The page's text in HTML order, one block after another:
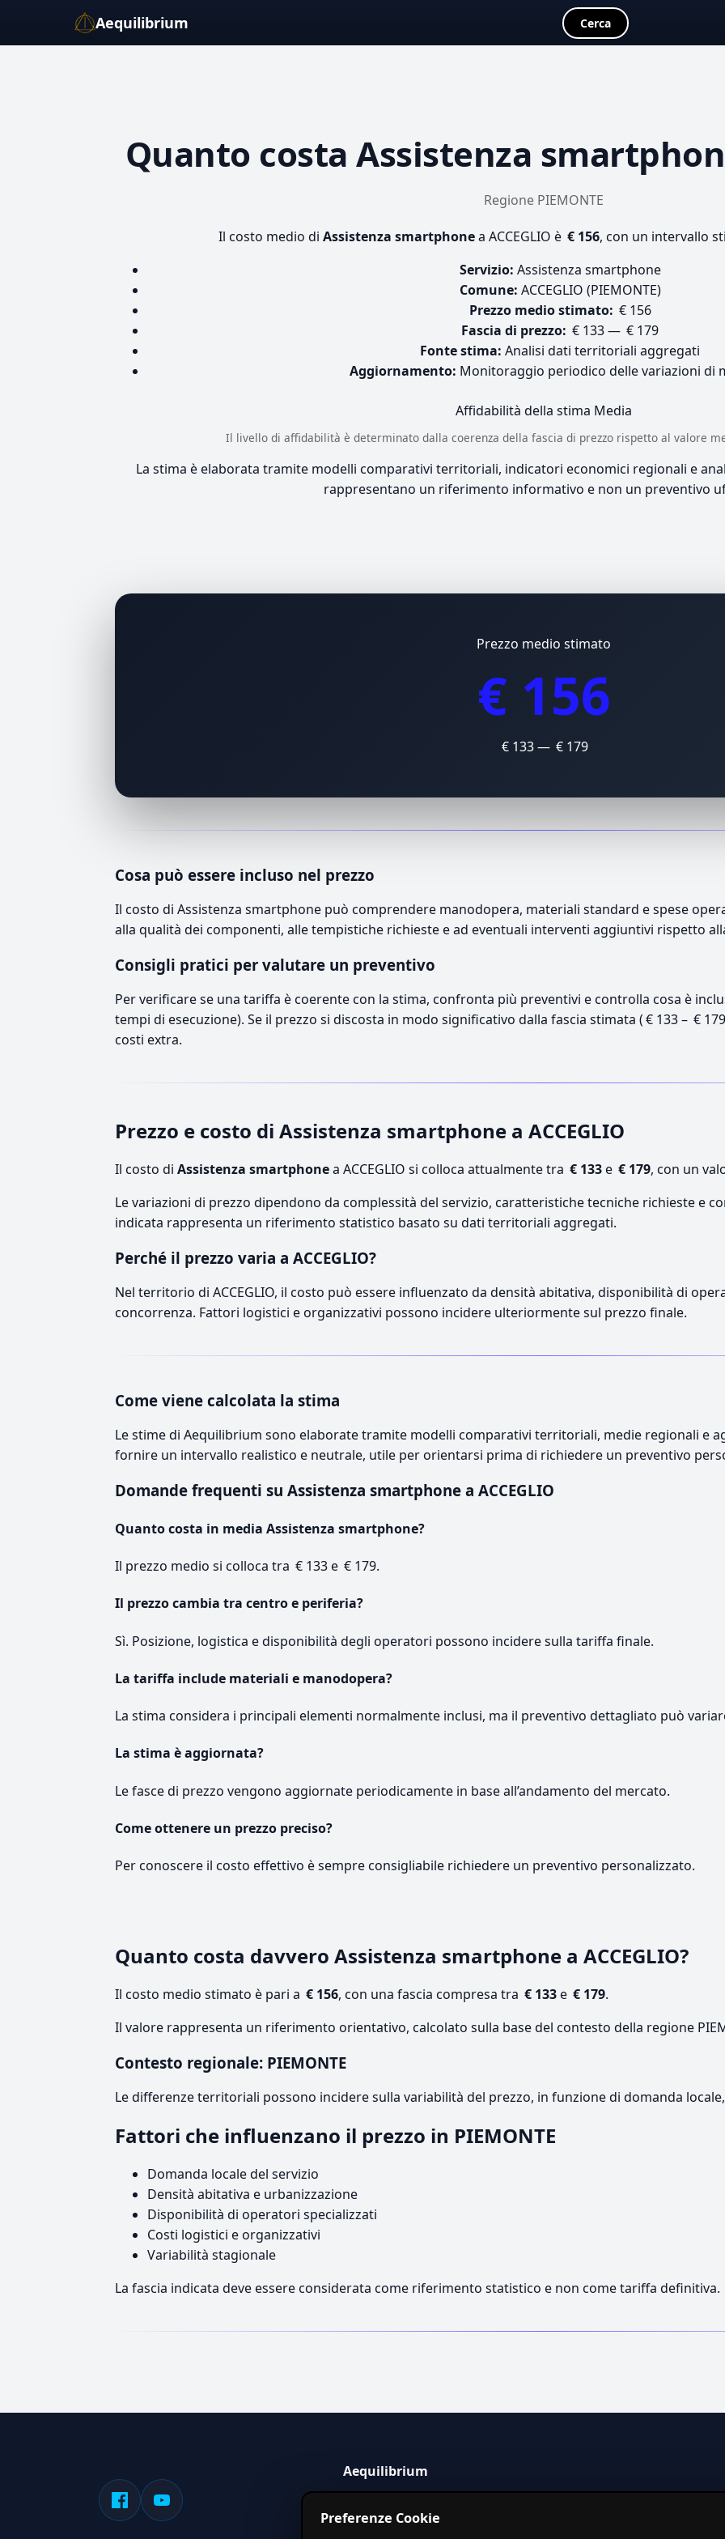
Aequilibrium Cerca
Quanto costa Assistenza
Regione PIEMONTE
Il costo medio di Assistenza smartphonea ACCEGLIO è € 156, con un intervallo
Servizio: Assistenza smartphone
Comune: ACCEGLIO (PIEMONTE)
Prezzo medio stimato: € 156
Fascia di prezzo: € 133 — € 179
Fonte stima: Analisi dati territoriali aggregati
Aggiornamento: Monitoraggio periodico delle variazioni di
Affidabilità della stima Media
Il livello di affidabilità è determinato dalla coerenza della fascia di prezzo rispetto al valore
La stima è elaborata tramite modelli comparativi territoriali, indicatori economici regionali e
rappresentano un riferimento informativo e non un preventivo
Prezzo medio stimato
€ 156
€ 133 — € 179
Cosa può essere incluso nel prezzo
Il costo di Assistenza smartphone può comprendere manodopera, materiali standard e spese
alla qualità dei componenti, alle tempistiche richieste e ad eventuali interventi aggiuntivi rispetto
Consigli pratici per valutare un preventivo
Per verificare se una tariffa è coerente con la stima, confronta più preventivi e controlla cosa è
tempi di esecuzione). Se il prezzo si discosta in modo significativo dalla fascia stimata ( € 133 – €
costi extra.
Prezzo e costo di Assistenza smartphone a ACCEGLIO
Il costo di Assistenza smartphonea ACCEGLIO si colloca attualmente tra € 133e € 179, con un
Le variazioni di prezzo dipendono da complessità del servizio, caratteristiche tecniche richieste e
indicata rappresenta un riferimento statistico basato su dati territoriali aggregati.
Perché il prezzo varia a ACCEGLIO?
Nel territorio di ACCEGLIO, il costo può essere influenzato da densità abitativa, disponibilità di
concorrenza. Fattori logistici e organizzativi possono incidere ulteriormente sul prezzo finale.
Come viene calcolata la stima
Le stime di Aequilibrium sono elaborate tramite modelli comparativi territoriali, medie regionali e
fornire un intervallo realistico e neutrale, utile per orientarsi prima di richiedere un preventivo
Domande frequenti su Assistenza smartphone a ACCEGLIO
Quanto costa in media Assistenza smartphone?
Il prezzo medio si colloca tra € 133 e € 179.
Il prezzo cambia tra centro e periferia?
Sì. Posizione, logistica e disponibilità degli operatori possono incidere sulla tariffa finale.
La tariffa include materiali e manodopera?
La stima considera i principali elementi normalmente inclusi, ma il preventivo dettagliato può
La stima è aggiornata?
Le fasce di prezzo vengono aggiornate periodicamente in base all’andamento del mercato.
Come ottenere un prezzo preciso?
Per conoscere il costo effettivo è sempre consigliabile richiedere un preventivo personalizzato.
Quanto costa davvero Assistenza smartphone a ACCEGLIO?
Il costo medio stimato è pari a € 156, con una fascia compresa tra € 133e € 179.
Il valore rappresenta un riferimento orientativo, calcolato sulla base del contesto della regione
Contesto regionale: PIEMONTE
Le differenze territoriali possono incidere sulla variabilità del prezzo, in funzione di domanda
Fattori che influenzano il prezzo in PIEMONTE
Domanda locale del servizio
Densità abitativa e urbanizzazione
Disponibilità di operatori specializzati
Costi logistici e organizzativi
Variabilità stagionale
La fascia indicata deve essere considerata come riferimento statistico e non come tariffa definitiva.
Aequilibrium
servizi in Italia.
Preferenze Cookie